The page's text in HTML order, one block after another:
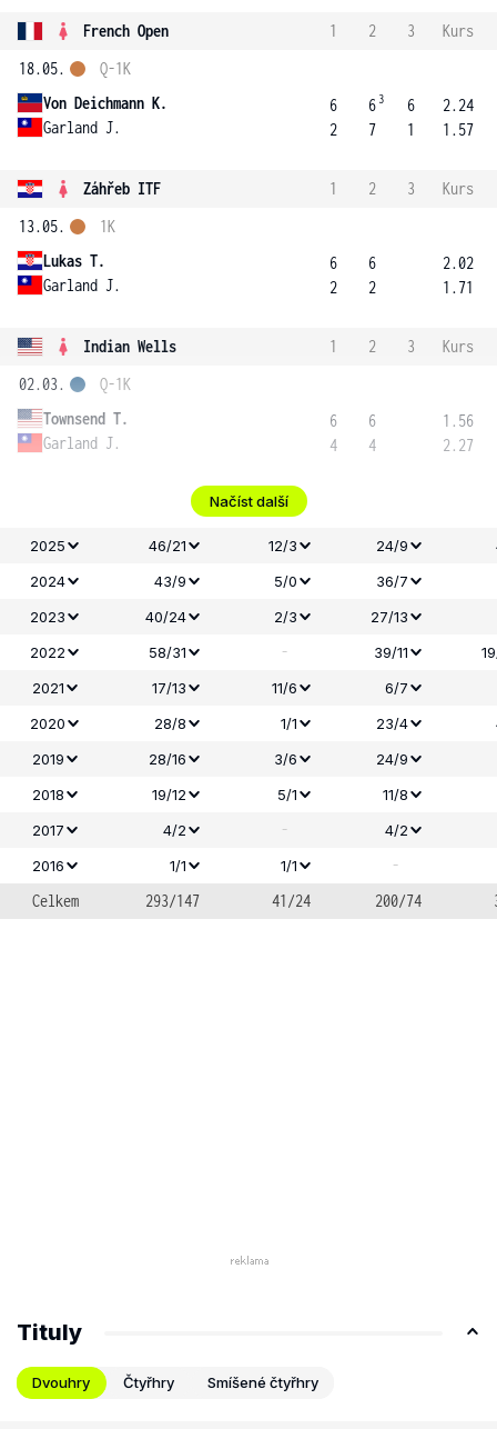
French Open 1 2 3
Kurs
18.05.
Von Deichmann K.
Garland J.
Q-1K
6
2
6 3
7
6
1
2.24
1.57
Záhřeb ITF 1 2 3
Kurs
13.05.
Lukas T.
Garland J.
1K
6
2
6
2
2.02
1.71
Indian Wells 1 2 3
Kurs
02.03.
Townsend T.
Garland J.
Q-1K
6
4
6
4
1.56
2.27
Načíst další
2025 46/21 12/3 24/9
2024
43/9 5/0
36/7
2023
40/24 2/3
27/13
2022
58/31 - 39/11
2021
17/13 11/6
6/7
2020
28/8 1/1 23/4
2019
28/16 3/6
24/9
2018
19/12 5/1 11/8
2017
4/2 -
4/2
2016
1/1 1/1
-
Celkem
293/147 41/24 200/74
Tituly
Dvouhry Čtyřhry Smíšené čtyřhry